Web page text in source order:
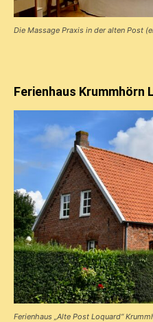
Die Massage Praxis in der alten Post
Ferienhaus Krummhörn
Ferienhaus „Alte Post Loquard“